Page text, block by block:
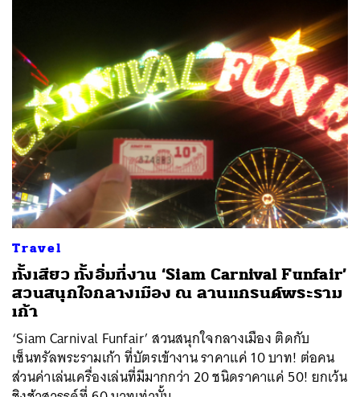
Travel
ทั้งเสียว ทั้งอิ่มที่งาน ‘Siam Carnival Funfair’
สวนสนุกใจกลางเมือง ณ ลานแกรนด์พระราม
เก้า
‘Siam Carnival Funfair’ สวนสนุกใจกลางเมือง ติดกับ
เซ็นทรัลพระรามเก้า ที่บัตรเข้างาน ราคาแค่ 10 บาท! ต่อคน
ส่วนค่าเล่นเครื่องเล่นที่มีมากกว่า 20 ชนิดราคาแค่ 50! ยกเว้น